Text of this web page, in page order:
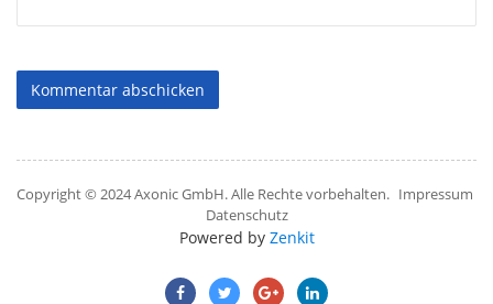
Copyright © 2024 Axonic GmbH. Alle Rechte vorbehalten. Impressum
Datenschutz
Powered by Zenkit